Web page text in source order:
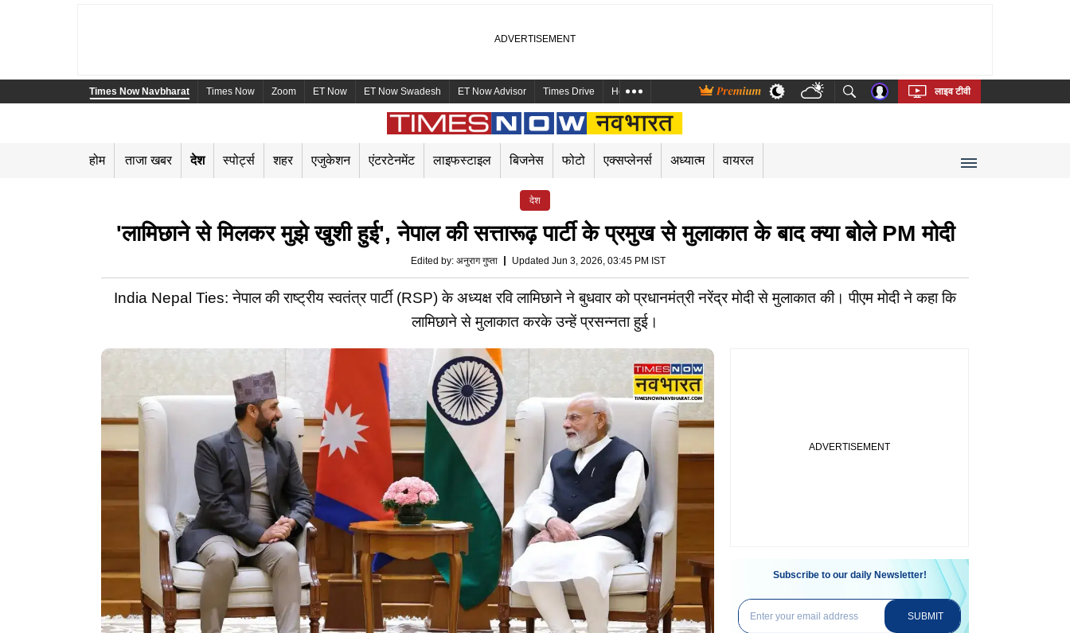
Times Now Navbharat Times Now Zoom ET Now ET Now Swadesh ET Now Advisor Times Drive Health and Me Marathi Bengali Telugu Tamil Kannada Malayalam
लाइव टीवी
होम ताजा खबर देश स्पोर्ट्स शहर एजुकेशन एंटरटेनमेंट लाइफस्टाइल बिजनेस फोटो एक्सप्लेनर्स अध्यात्म वायरल
देश
'लामिछाने से मिलकर मुझे खुशी हुई', नेपाल की सत्तारूढ़ पार्टी के प्रमुख से मुलाकात के बाद क्या बोले PM मोदी
Edited by: अनुराग गुप्ता Updated Jun 3, 2026, 03:45 PM IST
India Nepal Ties: नेपाल की राष्ट्रीय स्वतंत्र पार्टी (RSP) के अध्यक्ष रवि लामिछाने ने बुधवार को प्रधानमंत्री नरेंद्र मोदी से मुलाकात की। पीएम मोदी ने कहा कि
लामिछाने से मुलाकात करके उन्हें प्रसन्नता हुई।
Subscribe to our daily Newsletter!
SUBMIT